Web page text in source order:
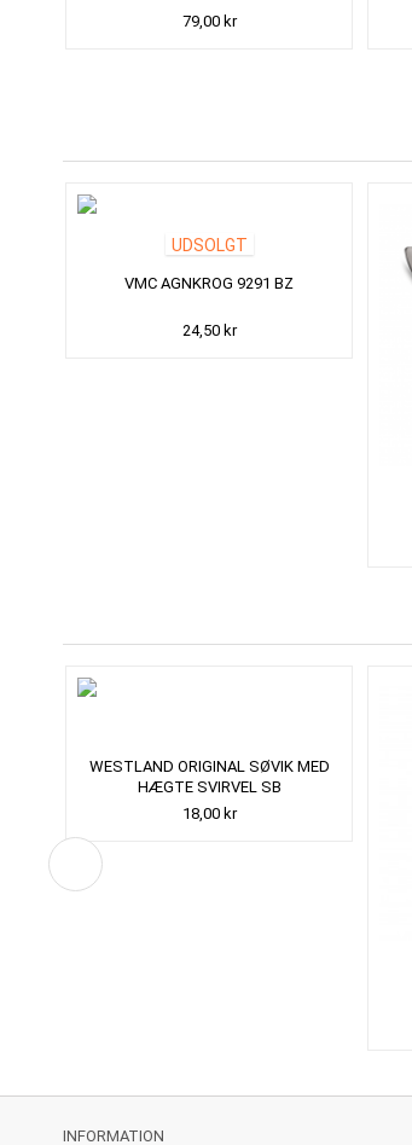
79,00 kr
UDSOLGT
VMC AGNKROG 9291 BZ
24,50 kr
WESTLAND ORIGINAL SØVIK MED
HÆGTE SVIRVEL SB
18,00 kr
INFORMATION